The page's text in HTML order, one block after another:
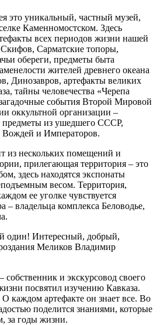
это уникальный, частный музей,
Каменномостском. Здесь
всех периодов жизни нашей
Сарматские топоры,
обереги, предметы быта
жителей древнего океана
Динозавров, артефакты великих
тайны человечества «Черепа
события Второй Мировой
оккультной организации –
предметы из ушедшего СССР,
и Императоров.
из нескольких помещений и
прилегающая территория – это
здесь находятся экспонаты
весом. Территория,
ее уголке чувствуется
– владельца комплекса Беловодье,
один! Интересный, добрый,
Меликов Владимир
и экскурсовод своего
посвятил изучению Кавказа.
каждом артефакте он знает все. Во
поделится знаниями, которые
за годы жизни.